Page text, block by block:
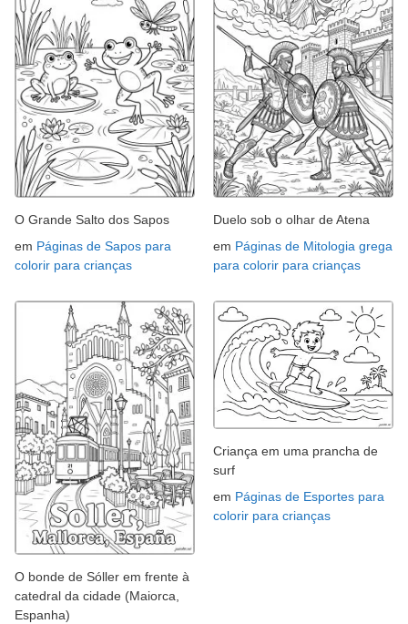
O Grande Salto dos Sapos
em Páginas de Sapos para
colorir para crianças
Duelo sob o olhar de Atena
em Páginas de Mitologia grega
para colorir para crianças
O bonde de Sóller em frente à
catedral da cidade (Maiorca,
Espanha)
Criança em uma prancha de
surf
em Páginas de Esportes para
colorir para crianças